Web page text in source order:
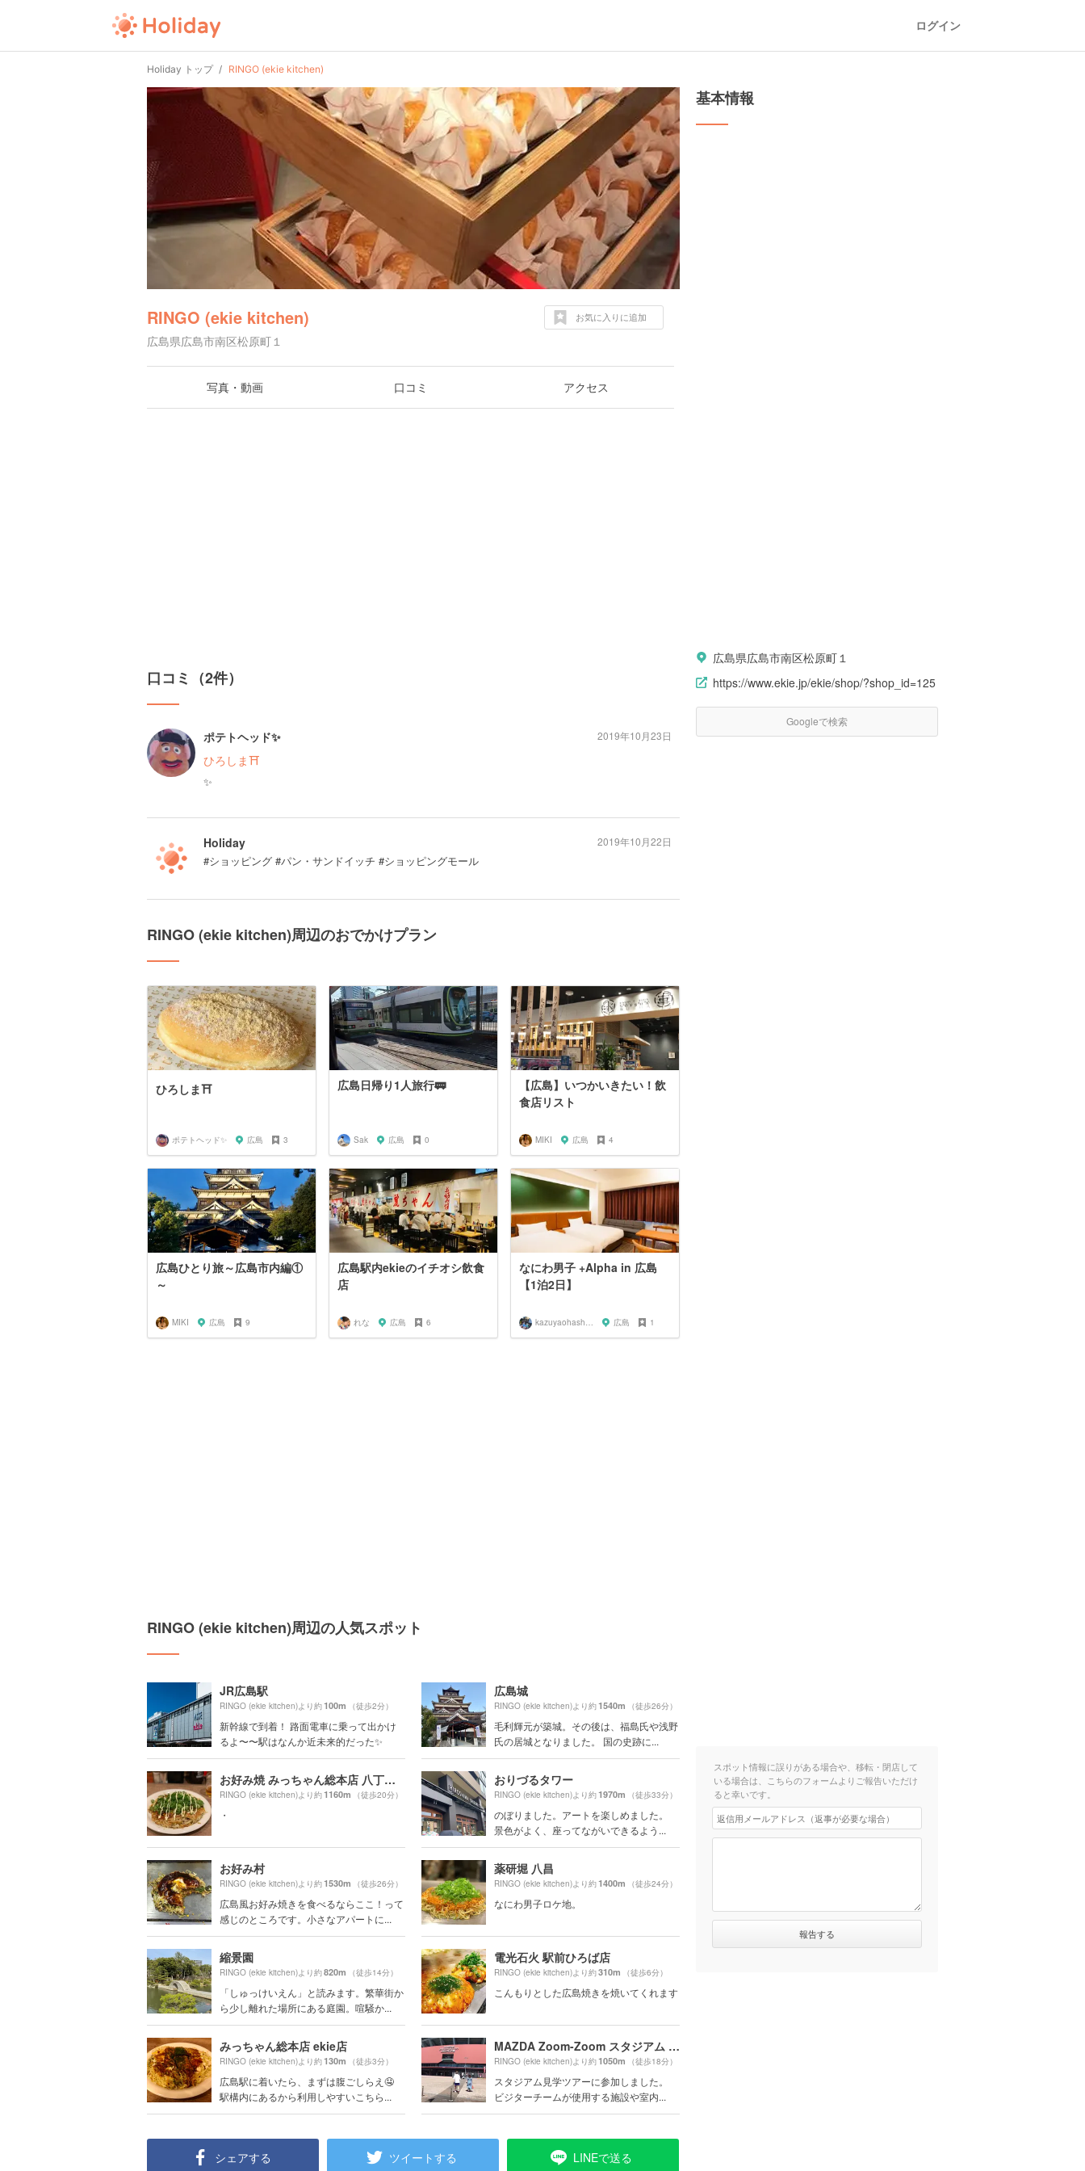
ログイン
Holiday トップ RINGO (ekie kitchen)
RINGO (ekie kitchen)
広島県広島市南区松原町１
お気に入りに追加
写真・動画 口コミ アクセス
口コミ（2件）
ポテトヘッド✨
ひろしま⛩
✨
2019年10月23日
Holiday
#ショッピング #パン・サンドイッチ #ショッピングモール
2019年10月22日
RINGO (ekie kitchen)周辺のおでかけプラン
ひろしま⛩
ポテトヘッド✨ 広島 3
広島日帰り1人旅行🚃
Sak 広島 0
【広島】いつかいきたい！飲
食店リスト
MIKI 広島 4
広島ひとり旅～広島市内編①
～
MIKI 広島 9
広島駅内ekieのイチオシ飲食
店
れな 広島 6
なにわ男子 +Alpha in 広島
【1泊2日】
kazuyaohashi89 広島 1
RINGO (ekie kitchen)周辺の人気スポット
JR広島駅
RINGO (ekie kitchen)より約100m （徒歩2分）
新幹線で到着！ 路面電車に乗って出かけ
るよ〜〜駅はなんか近未来的だった✨
広島城
RINGO (ekie kitchen)より約1540m （徒歩26分）
毛利輝元が築城。その後は、福島氏や浅野
氏の居城となりました。 国の史跡に...
お好み焼 みっちゃん総本店 八丁堀本店
RINGO (ekie kitchen)より約1160m （徒歩20分）
・
おりづるタワー
RINGO (ekie kitchen)より約1970m （徒歩33分）
のぼりました。アートを楽しめました。
景色がよく、座ってながいできるよう...
お好み村
RINGO (ekie kitchen)より約1530m （徒歩26分）
広島風お好み焼きを食べるならここ！って
感じのところです。小さなアパートに...
薬研堀 八昌
RINGO (ekie kitchen)より約1400m （徒歩24分）
なにわ男子ロケ地。
縮景園
RINGO (ekie kitchen)より約820m （徒歩14分）
「しゅっけいえん」と読みます。繁華街か
ら少し離れた場所にある庭園。喧騒か...
電光石火 駅前ひろば店
RINGO (ekie kitchen)より約310m （徒歩6分）
こんもりとした広島焼きを焼いてくれます
みっちゃん総本店 ekie店
RINGO (ekie kitchen)より約130m （徒歩3分）
広島駅に着いたら、まずは腹ごしらえ🤤
駅構内にあるから利用しやすいこちら...
MAZDA Zoom-Zoom スタジアム 広島
RINGO (ekie kitchen)より約1050m （徒歩18分）
スタジアム見学ツアーに参加しました。
ビジターチームが使用する施設や室内...
シェアする ツイートする LINEで送る
基本情報
広島県広島市南区松原町１
https://www.ekie.jp/ekie/shop/?shop_id=125
Googleで検索
スポット情報に誤りがある場合や、移転・閉店して
いる場合は、こちらのフォームよりご報告いただけ
ると幸いです。